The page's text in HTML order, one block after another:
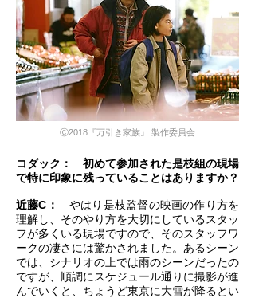
Ⓒ2018『万引き家族』 製作委員会
コダック： 初めて参加された是枝組の現場
で特に印象に残っていることはありますか？
近藤C：
やはり是枝監督の映画の作り方を
理解し、そのやり方を大切にしているスタッ
フが多くいる現場ですので、そのスタッフワ
ークの凄さには驚かされました。あるシーン
では、シナリオの上では雨のシーンだったの
ですが、順調にスケジュール通りに撮影が進
んでいくと、ちょうど東京に大雪が降るとい